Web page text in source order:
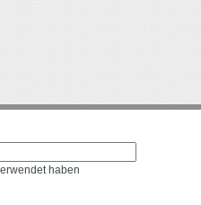
haben